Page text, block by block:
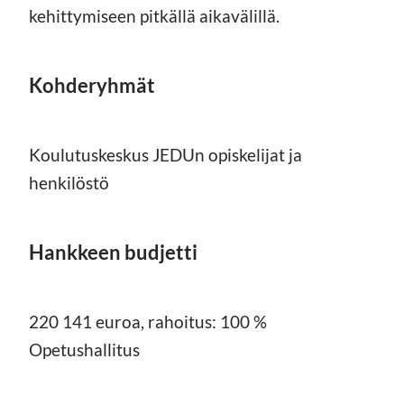
kehittymiseen pitkällä aikavälillä.
Kohderyhmät
Koulutuskeskus JEDUn opiskelijat ja
henkilöstö
Hankkeen budjetti
220 141 euroa, rahoitus: 100 %
Opetushallitus